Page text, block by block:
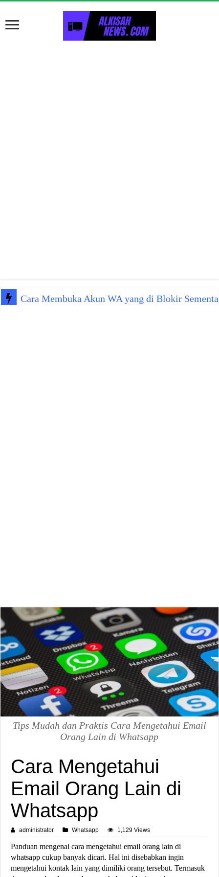
Cara Membuka Akun WA yang di Blokir
Tips Mudah dan Praktis Cara Mengetahui Email
Orang Lain di Whatsapp
Cara Mengetahui
Email Orang Lain di
Whatsapp
administrator Whatsapp 1,129 Views
Panduan mengenai cara mengetahui email orang lain di
whatsapp cukup banyak dicari. Hal ini disebabkan ingin
mengetahui kontak lain yang dimiliki orang tersebut. Termasuk